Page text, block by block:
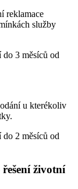
reklamace
služby
3 měsíců od
u kterékoliv
2 měsíců od
životní